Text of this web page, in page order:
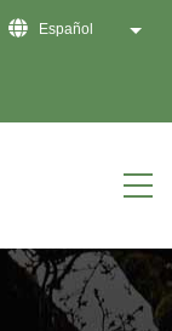
Español Lista